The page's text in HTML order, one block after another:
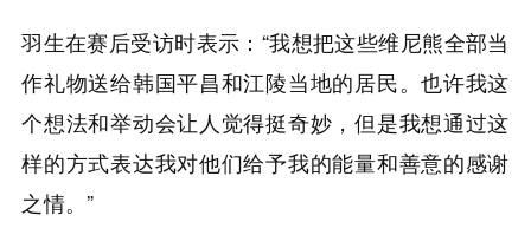
羽生在赛后受访时表示：“我想把这些维尼熊全部当
作礼物送给韩国平昌和江陵当地的居民。也许我这
个想法和举动会让人觉得挺奇妙，但是我想通过这
样的方式表达我对他们给予我的能量和善意的感谢
之情。”